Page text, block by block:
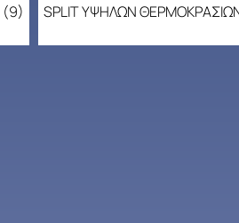
(9) SPLIT ΥΨΗΛΩΝ